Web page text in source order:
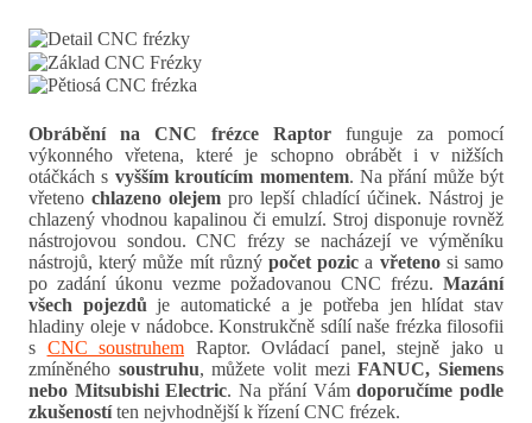
Obrábění na CNC frézce Raptor funguje za pomocí
výkonného vřetena, které je schopno obrábět i v nižších
otáčkách s vyšším kroutícím momentem. Na přání může být
vřeteno chlazeno olejem pro lepší chladící účinek. Nástroj je
chlazený vhodnou kapalinou či emulzí. Stroj disponuje rovněž
nástrojovou sondou. CNC frézy se nacházejí ve výměníku
nástrojů, který může mít různý počet pozic a vřetenosi samo
po zadání úkonu vezme požadovanou CNC frézu. Mazání
všech pojezdů je automatické a je potřeba jen hlídat stav
hladiny oleje v nádobce. Konstrukčně sdílí naše frézka filosofii
s CNC soustruhem Raptor. Ovládací panel, stejně jako u
zmíněného soustruhu, můžete volit meziFANUC, Siemens
nebo Mitsubishi Electric. Na přání Vámdoporučíme podle
zkušenostíten nejvhodnější k řízení CNC frézek.